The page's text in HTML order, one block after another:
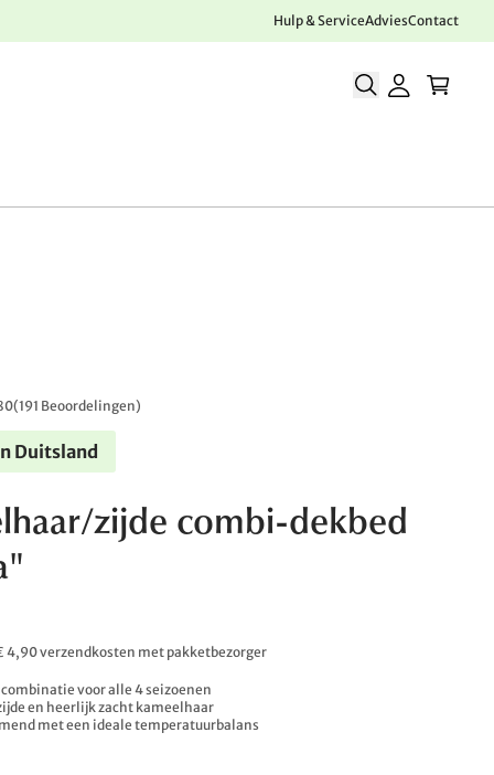
Hulp & ServiceAdviesContact
(191 Beoordelingen)
Duitsland
zijde combi-dekbed
4,90 verzendkosten met pakketbezorger
voor alle 4 seizoenen
en heerlijk zacht kameelhaar
met een ideale temperatuurbalans